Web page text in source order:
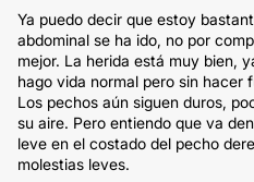
Ya puedo decir que estoy
abdominal se ha ido, no por
mejor. La herida está muy bien,
hago vida normal pero sin hacer
Los pechos aún siguen duros,
su aire. Pero entiendo que va
leve en el costado del pecho
molestias leves.